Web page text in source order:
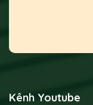
Kênh Youtube